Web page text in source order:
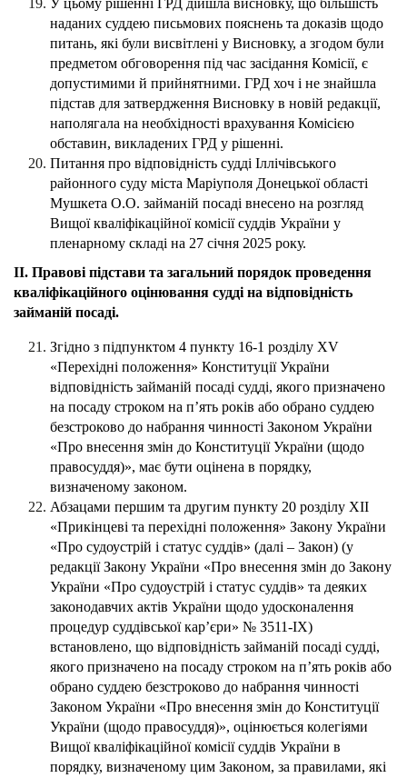
У цьому рішенні ГРД дійшла висновку, що більшість
наданих суддею письмових пояснень та доказів щодо
питань, які були висвітлені у Висновку, а згодом були
предметом обговорення під час засідання Комісії, є
допустимими й прийнятними. ГРД хоч і не знайшла
підстав для затвердження Висновку в новій редакції,
наполягала на необхідності врахування Комісією
обставин, викладених ГРД у рішенні.
Питання про відповідність судді Іллічівського
районного суду міста Маріуполя Донецької області
Мушкета О.О. займаній посаді внесено на розгляд
Вищої кваліфікаційної комісії суддів України у
пленарному складі на 27 січня 2025 року.
ІІ. Правові підстави та загальний порядок проведення
кваліфікаційного оцінювання судді на відповідність
займаній посаді.
Згідно з підпунктом 4 пункту 16-1 розділу XV
«Перехідні положення» Конституції України
відповідність займаній посаді судді, якого призначено
на посаду строком на п’ять років або обрано суддею
безстроково до набрання чинності Законом України
«Про внесення змін до Конституції України (щодо
правосуддя)», має бути оцінена в порядку,
визначеному законом.
Абзацами першим та другим пункту 20 розділу XII
«Прикінцеві та перехідні положення» Закону України
«Про судоустрій і статус суддів» (далі – Закон) (у
редакції Закону України «Про внесення змін до Закону
України «Про судоустрій і статус суддів» та деяких
законодавчих актів України щодо удосконалення
процедур суддівської кар’єри» № 3511-IX)
встановлено, що відповідність займаній посаді судді,
якого призначено на посаду строком на п’ять років або
обрано суддею безстроково до набрання чинності
Законом України «Про внесення змін до Конституції
України (щодо правосуддя)», оцінюється колегіями
Вищої кваліфікаційної комісії суддів України в
порядку, визначеному цим Законом, за правилами, які